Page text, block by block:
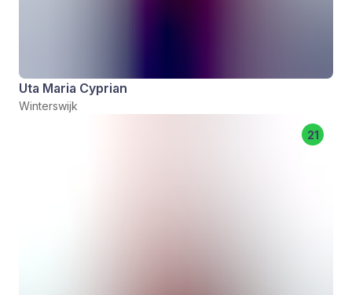
Uta Maria Cyprian
Winterswijk
21